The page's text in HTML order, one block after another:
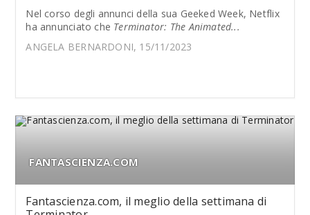
Nel corso degli annunci della sua Geeked Week, Netflix
ha annunciato che Terminator: The Animated...
ANGELA BERNARDONI, 15/11/2023
FANTASCIENZA.COM
Fantascienza.com, il meglio della settimana di